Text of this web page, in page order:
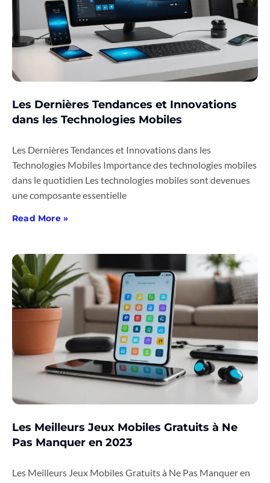
Les Dernières Tendances et Innovations
dans les Technologies Mobiles
Les Dernières Tendances et Innovations dans les
Technologies Mobiles Importance des technologies mobiles
dans le quotidien Les technologies mobiles sont devenues
une composante essentielle
Read More »
Les Meilleurs Jeux Mobiles Gratuits à Ne
Pas Manquer en 2023
Les Meilleurs Jeux Mobiles Gratuits à Ne Pas Manquer en